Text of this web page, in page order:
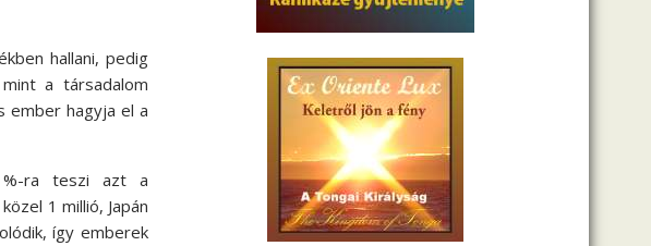
hallani, pedig
a társadalom
ember hagyja el a
%-ra teszi azt a
1 millió, Japán
így emberek